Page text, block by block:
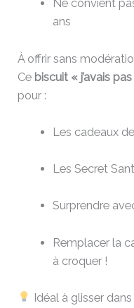
Ne convient
ans
À offrir sans
Ce biscuit « j’avais
pour :
Les cadeaux
Les Secret
Surprendre
Remplacer la
à croquer !
Idéal à glisser